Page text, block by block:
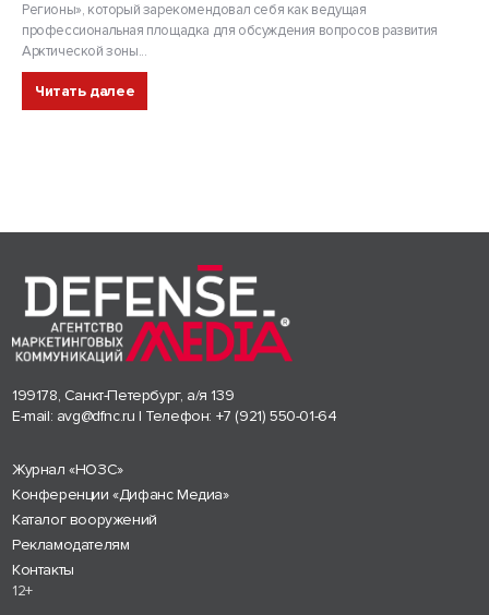
Регионы», который зарекомендовал себя как ведущая
профессиональная площадка для обсуждения вопросов развития
Арктической зоны...
Читать далее
199178, Санкт-Петербург, а/я 139
E-mail: avg@dfnc.ru | Телефон: +7 (921) 550-01-64
Журнал «НОЗС»
Конференции «Дифанс Медиа»
Каталог вооружений
Рекламодателям
Контакты
12+